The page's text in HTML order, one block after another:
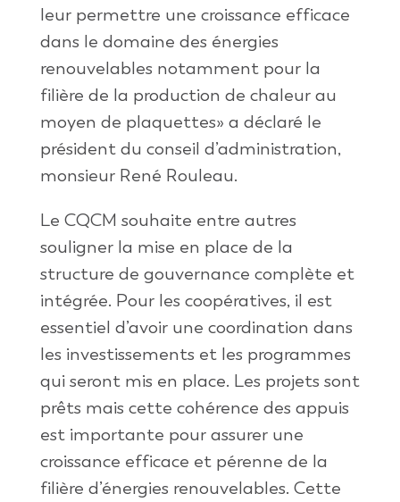
leur permettre une croissance efficace
dans le domaine des énergies
renouvelables notamment pour la
filière de la production de chaleur au
moyen de plaquettes» a déclaré le
président du conseil d’administration,
monsieur René Rouleau.
Le CQCM souhaite entre autres
souligner la mise en place de la
structure de gouvernance complète et
intégrée. Pour les coopératives, il est
essentiel d’avoir une coordination dans
les investissements et les programmes
qui seront mis en place. Les projets sont
prêts mais cette cohérence des appuis
est importante pour assurer une
croissance efficace et pérenne de la
filière d’énergies renouvelables. Cette